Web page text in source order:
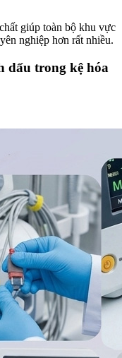
giúp toàn bộ khu vực
nghiệp hơn rất nhiều.
dấu trong kệ hóa